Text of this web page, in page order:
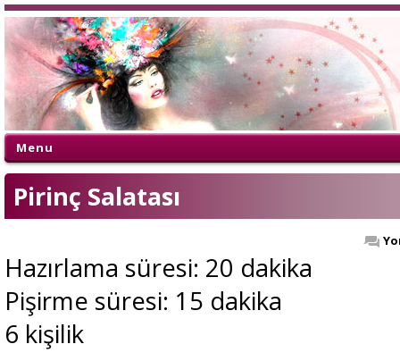
Menu
Pirinç Salatası
Hazırlama süresi: 20 dakika
Pişirme süresi: 15 dakika
6 kişilik